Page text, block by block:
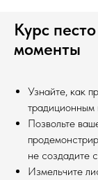
Курс
моменты
Узнайте, как
традиционным
Позвольте
не создадите
Измельчите